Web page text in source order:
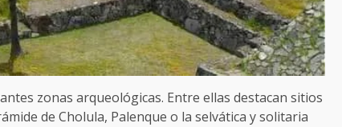
zonas arqueológicas. Entre ellas destacan sitios
de Cholula, Palenque o la selvática y solitaria